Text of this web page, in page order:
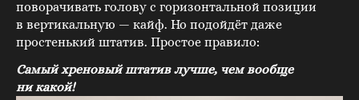
поворачивать голову с горизонтальной позиции
в вертикальную — кайф. Но подойдёт даже
простенький штатив. Простое правило:
Самый хреновый штатив лучше, чем вообще
ни какой!